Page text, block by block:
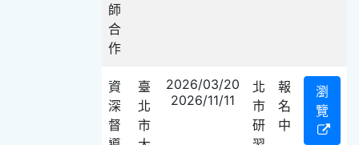
師
合
作
資
深
督
臺
北
市
2026/03/20
2026/11/11
北
市
研
報
名
中
瀏
覽